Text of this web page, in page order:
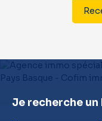
Je recherche un